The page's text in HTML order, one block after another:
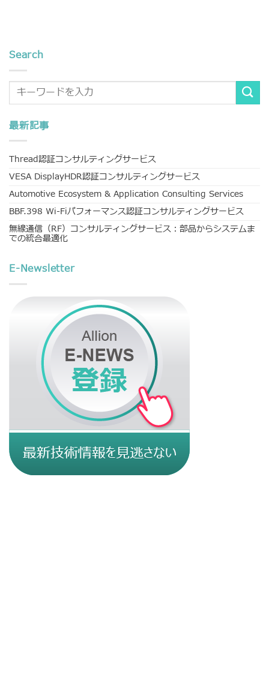
Search
最新記事
Thread認証コンサルティングサービス
VESA DisplayHDR認証コンサルティングサービス
Automotive Ecosystem & Application Consulting Services
BBF.398 Wi-Fiパフォーマンス認証コンサルティングサービス
無線通信（RF）コンサルティングサービス：部品からシステムま
での統合最適化
E-Newsletter